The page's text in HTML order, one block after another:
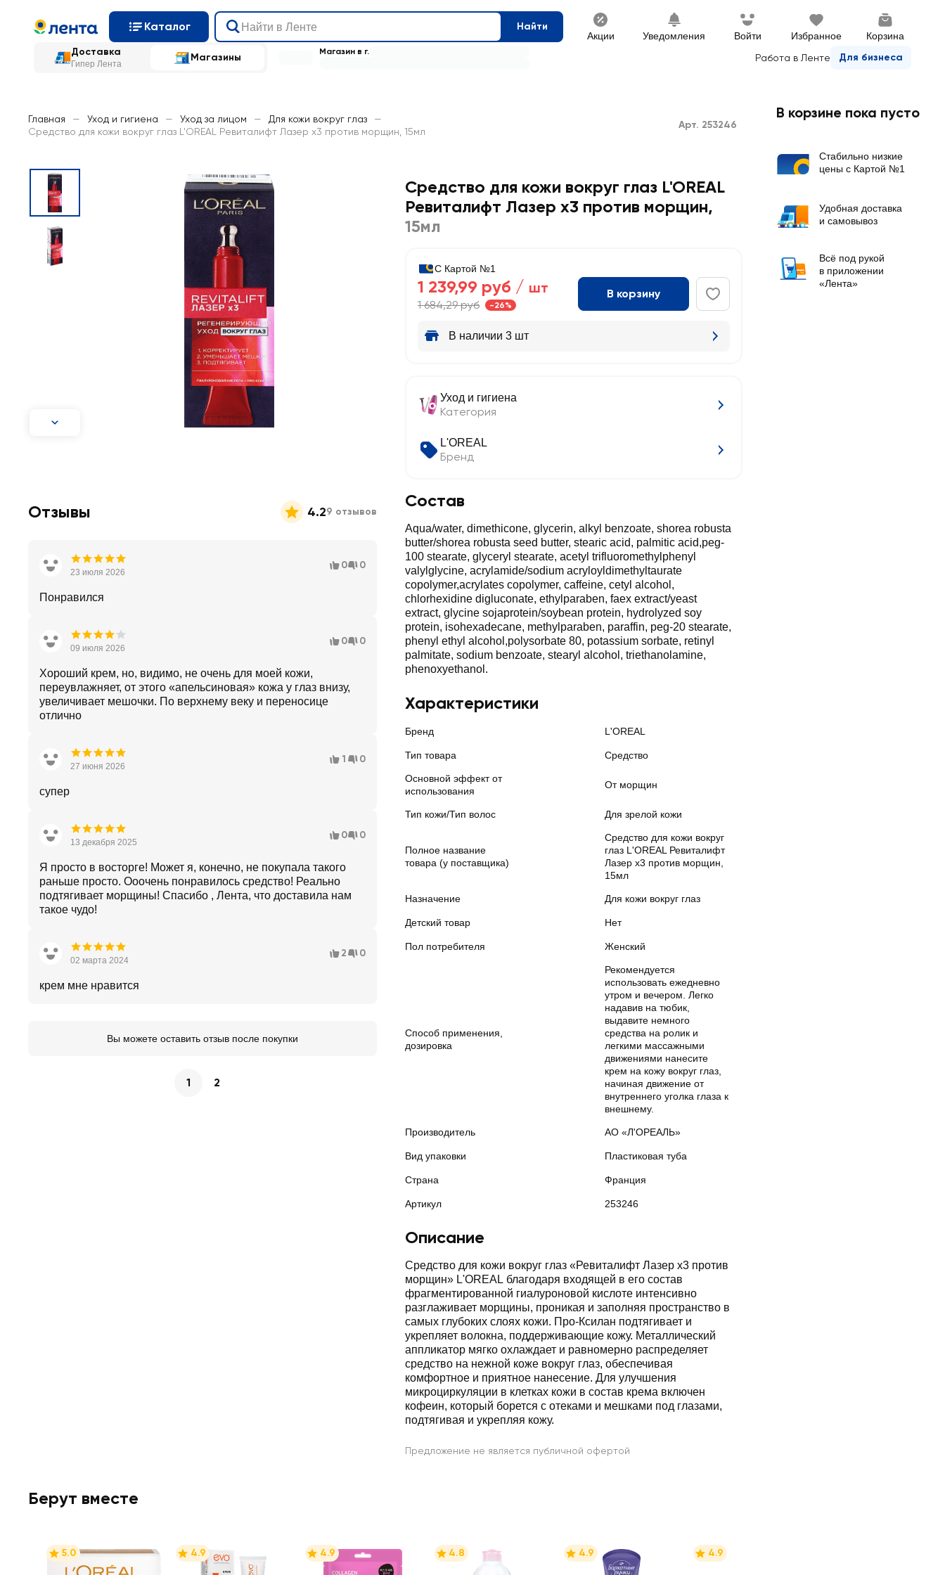
Каталог Найти
Акции Уведомления Войти Избранное Корзина
Доставка
Гипер Лента
Магазины Работа в Ленте Для бизнеса
Магазин в г.
Главная — Уход и гигиена — Уход за лицом — Для кожи вокруг глаз
—
Средство для кожи вокруг глаз L'OREAL Ревиталифт Лазер х3 против морщин, 15мл
Арт. 253246
Средство для кожи вокруг глаз L'OREAL
Ревиталифт Лазер х3 против морщин,
15мл
С Картой №1
1 239,99 руб / шт
1 684,29 руб -26%
В корзину
В наличии 3 шт
Уход и гигиена
Категория
L'OREAL
Бренд
Состав
Aqua/water, dimethicone, glycerin, alkyl benzoate, shorea robusta
butter/shorea robusta seed butter, stearic acid, palmitic acid,peg-
100 stearate, glyceryl stearate, acetyl trifluoromethylphenyl
valylglycine, acrylamide/sodium acryloyldimethyltaurate
copolymer,acrylates copolymer, caffeine, cetyl alcohol,
chlorhexidine digluconate, ethylparaben, faex extract/yeast
extract, glycine sojaprotein/soybean protein, hydrolyzed soy
protein, isohexadecane, methylparaben, paraffin, peg-20 stearate,
phenyl ethyl alcohol,polysorbate 80, potassium sorbate, retinyl
palmitate, sodium benzoate, stearyl alcohol, triethanolamine,
phenoxyethanol.
Характеристики
Бренд L'OREAL
Тип товара Средство
Основной эффект от
использования
От морщин
Тип кожи/Тип волос Для зрелой кожи
Полное название
товара (у поставщика)
Средство для кожи вокруг
глаз L'OREAL Ревиталифт
Лазер х3 против морщин,
15мл
Назначение Для кожи вокруг глаз
Детский товар Нет
Пол потребителя Женский
Способ применения,
дозировка
Рекомендуется
использовать ежедневно
утром и вечером. Легко
надавив на тюбик,
выдавите немного
средства на ролик и
легкими массажными
движениями нанесите
крем на кожу вокруг глаз,
начиная движение от
внутреннего уголка глаза к
внешнему.
Производитель АО «Л'ОРЕАЛЬ»
Вид упаковки Пластиковая туба
Страна Франция
Артикул 253246
Описание
Средство для кожи вокруг глаз «Ревиталифт Лазер х3 против
морщин» L'OREAL благодаря входящей в его состав
фрагментированной гиалуроновой кислоте интенсивно
разглаживает морщины, проникая и заполняя пространство в
самых глубоких слоях кожи. Про-Ксилан подтягивает и
укрепляет волокна, поддерживающие кожу. Металлический
аппликатор мягко охлаждает и равномерно распределяет
средство на нежной коже вокруг глаз, обеспечивая
комфортное и приятное нанесение. Для улучшения
микроциркуляции в клетках кожи в состав крема включен
кофеин, который борется с отеками и мешками под глазами,
подтягивая и укрепляя кожу.
Предложение не является публичной офертой
Отзывы 4.29 отзывов
23 июля 2026
0 0
Понравился
09 июля 2026
0 0
Хороший крем, но, видимо, не очень для моей кожи,
переувлажняет, от этого «апельсиновая» кожа у глаз внизу,
увеличивает мешочки. По верхнему веку и переносице
отлично
27 июня 2026
1 0
супер
13 декабря 2025
0 0
Я просто в восторге! Может я, конечно, не покупала такого
раньше просто. Ооочень понравилось средство! Реально
подтягивает морщины! Спасибо , Лента, что доставила нам
такое чудо!
02 марта 2024
2 0
крем мне нравится
Вы можете оставить отзыв после покупки
1 2
Берут вместе
5.0 4.9 4.9 4.8 4.9 4.9
В корзине пока пусто
Стабильно низкие
цены с Картой №1
Удобная доставка
и самовывоз
Всё под рукой
в приложении
«Лента»